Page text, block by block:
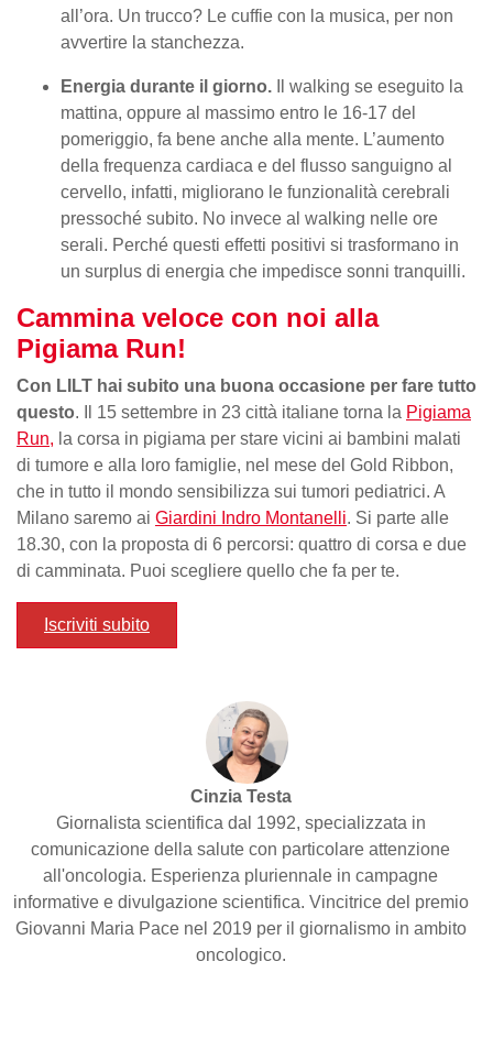
all’ora. Un trucco? Le cuffie con la musica, per non
avvertire la stanchezza.
Energia durante il giorno. Il walking se eseguito la
mattina, oppure al massimo entro le 16-17 del
pomeriggio, fa bene anche alla mente. L’aumento
della frequenza cardiaca e del flusso sanguigno al
cervello, infatti, migliorano le funzionalità cerebrali
pressoché subito. No invece al walking nelle ore
serali. Perché questi effetti positivi si trasformano in
un surplus di energia che impedisce sonni tranquilli.
Cammina veloce con noi alla
Pigiama Run!
Con LILT hai subito una buona occasione per fare tutto
questo. Il 15 settembre in 23 città italiane torna la Pigiama
Run, la corsa in pigiama per stare vicini ai bambini malati
di tumore e alla loro famiglie, nel mese del Gold Ribbon,
che in tutto il mondo sensibilizza sui tumori pediatrici. A
Milano saremo ai Giardini Indro Montanelli. Si parte alle
18.30, con la proposta di 6 percorsi: quattro di corsa e due
di camminata. Puoi scegliere quello che fa per te.
Iscriviti subito
Cinzia Testa
Giornalista scientifica dal 1992, specializzata in
comunicazione della salute con particolare attenzione
all'oncologia. Esperienza pluriennale in campagne
informative e divulgazione scientifica. Vincitrice del premio
Giovanni Maria Pace nel 2019 per il giornalismo in ambito
oncologico.